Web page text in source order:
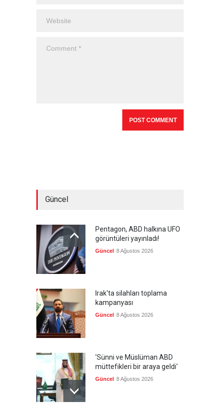
Güncel
Pentagon, ABD halkına UFO
görüntüleri yayınladı!
Güncel 8 Ağustos 2026
Irak'ta silahları toplama
kampanyası
Güncel 8 Ağustos 2026
'Sünni ve Müslüman ABD
müttefikleri bir araya geldi'
Güncel 8 Ağustos 2026